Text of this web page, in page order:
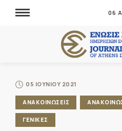
06
05 ΙΟΥΝΙΟΥ 2021
ΑΝΑΚΟΙΝΩΣΕΙΣ
ΓΕΝΙΚΕΣ